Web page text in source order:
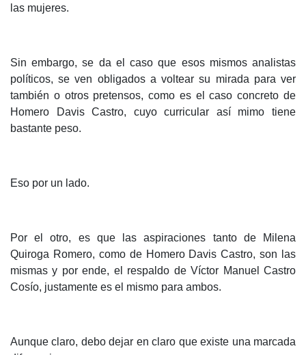
las mujeres.
Sin embargo, se da el caso que esos mismos analistas
políticos, se ven obligados a voltear su mirada para ver
también o otros pretensos, como es el caso concreto de
Homero Davis Castro, cuyo curricular así mimo tiene
bastante peso.
Eso por un lado.
Por el otro, es que las aspiraciones tanto de Milena
Quiroga Romero, como de Homero Davis Castro, son las
mismas y por ende, el respaldo de Víctor Manuel Castro
Cosío, justamente es el mismo para ambos.
Aunque claro, debo dejar en claro que existe una marcada